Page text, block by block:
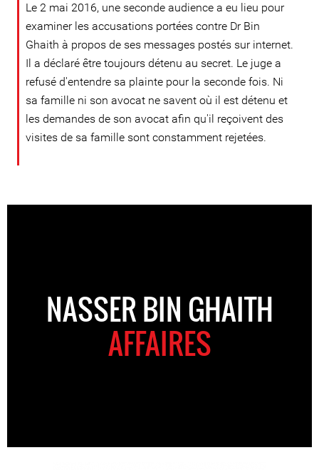
Le 2 mai 2016, une seconde audience a eu lieu pour
examiner les accusations portées contre Dr Bin
Ghaith à propos de ses messages postés sur internet.
Il a déclaré être toujours détenu au secret. Le juge a
refusé d'entendre sa plainte pour la seconde fois. Ni
sa famille ni son avocat ne savent où il est détenu et
les demandes de son avocat afin qu'il reçoivent des
visites de sa famille sont constamment rejetées.
NASSER BIN GHAITH
AFFAIRES